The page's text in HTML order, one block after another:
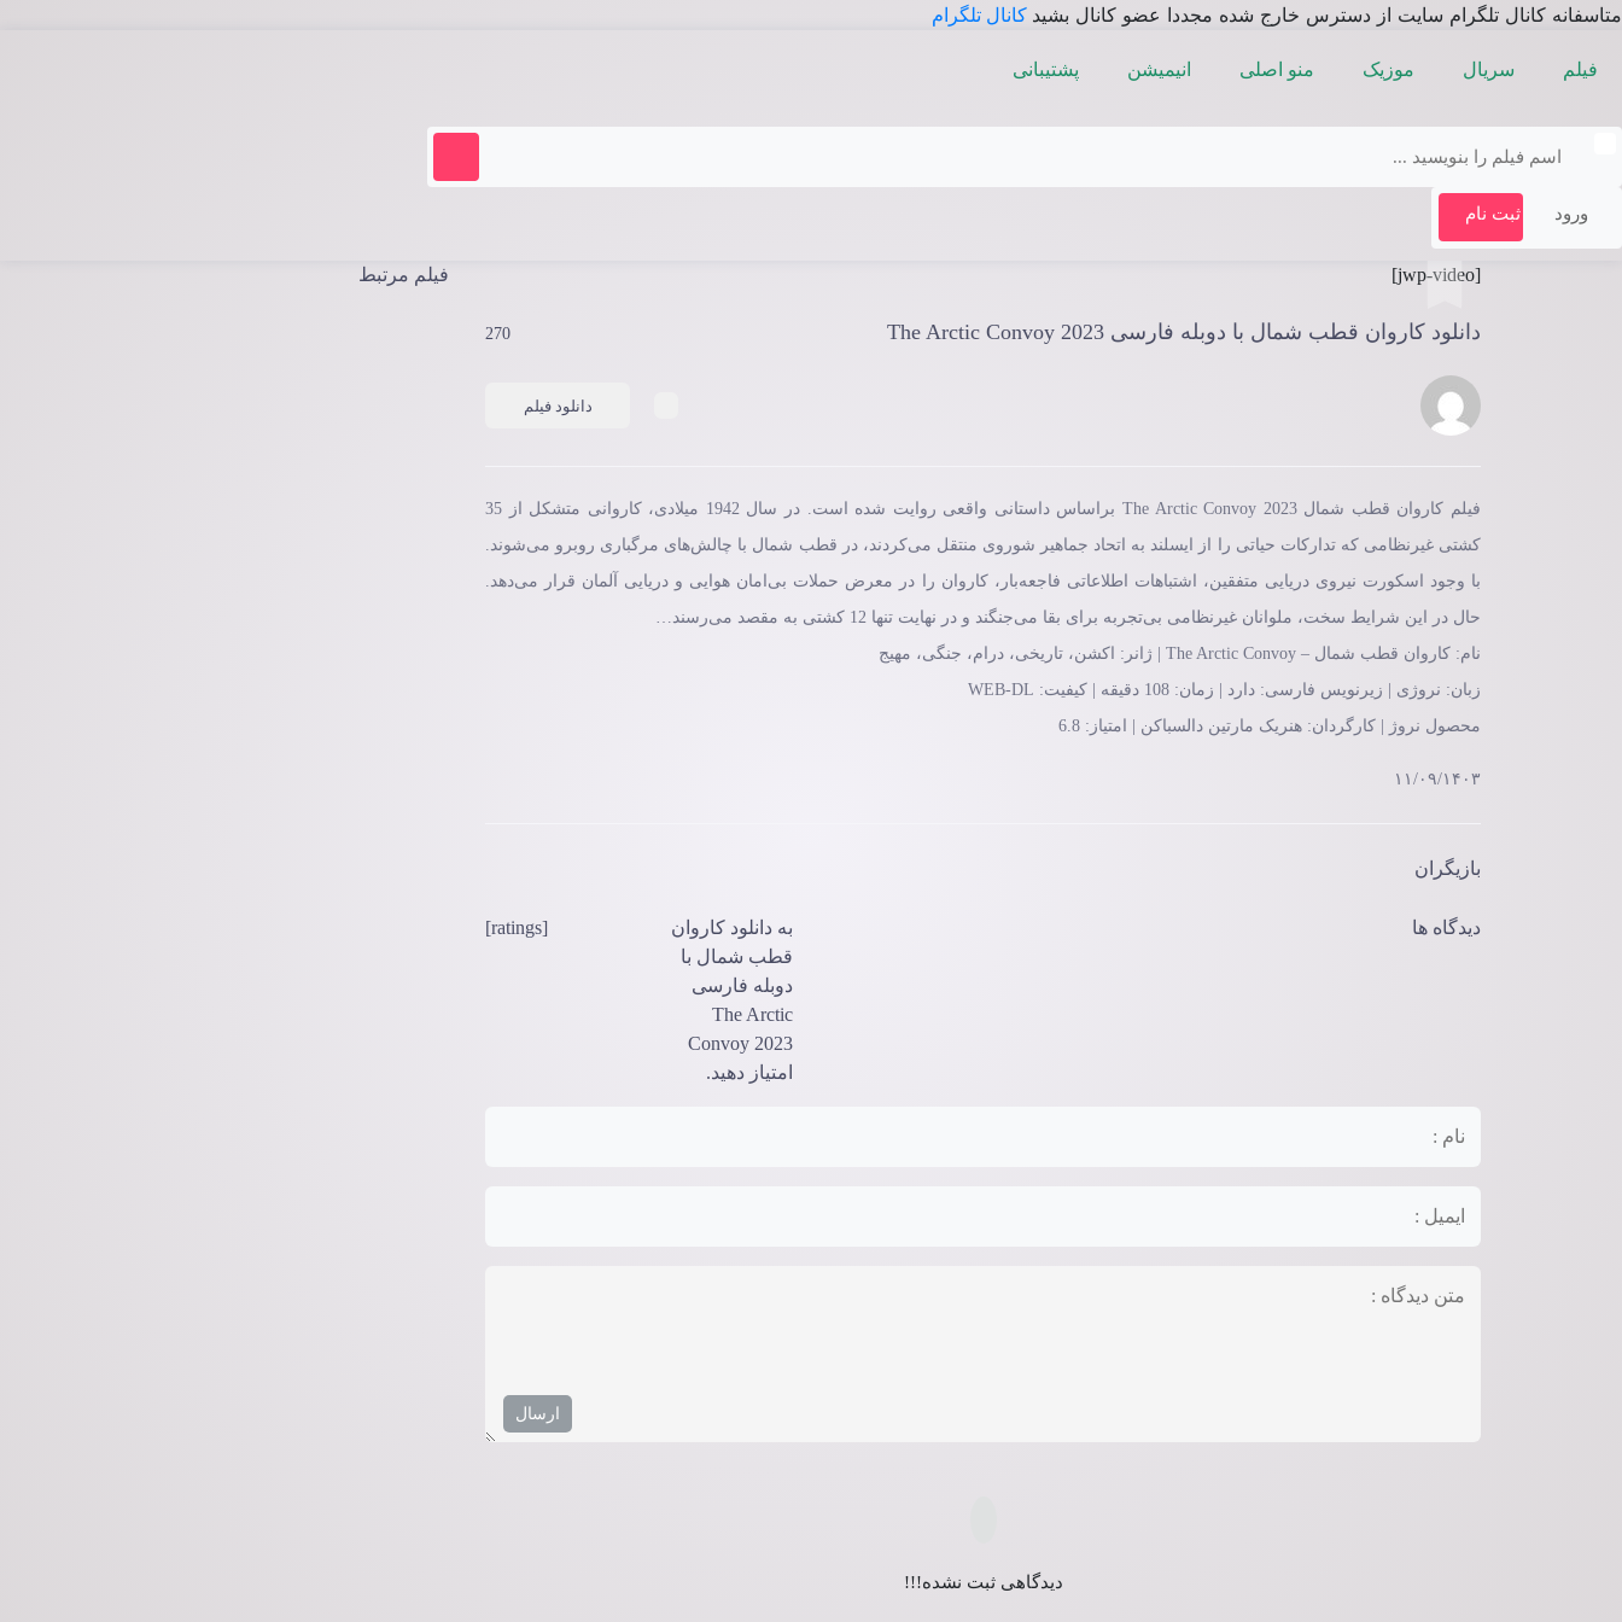
متاسفانه کانال تلگرام سایت از دسترس خارج شده مجددا عضو کانال بشید کانال تلگرام
فیلم سریال موزیک منو اصلی انیمیشن پشتیبانی
ورود ثبت نام
[jwp-video]
دانلود کاروان قطب شمال با دوبله فارسی The Arctic Convoy 2023 270
دانلود فیلم
فیلم کاروان قطب شمال The Arctic Convoy 2023 براساس داستانی واقعی روایت شده است. در سال 1942 میلادی، کاروانی متشکل از 35
کشتی غیرنظامی که تدارکات حیاتی را از ایسلند به اتحاد جماهیر شوروی منتقل می‌کردند، در قطب شمال با چالش‌های مرگباری روبرو می‌شوند.
با وجود اسکورت نیروی دریایی متفقین، اشتباهات اطلاعاتی فاجعه‌بار، کاروان را در معرض حملات بی‌امان هوایی و دریایی آلمان قرار می‌دهد.
حال در این شرایط سخت، ملوانان غیرنظامی بی‌تجربه برای بقا می‌جنگند و در نهایت تنها 12 کشتی به مقصد می‌رسند…
نام: کاروان قطب شمال – The Arctic Convoy | ژانر: اکشن، تاریخی، درام، جنگی، مهیج
زبان: نروژی | زیرنویس فارسی: دارد | زمان: 108 دقیقه | کیفیت: WEB-DL
محصول نروژ | کارگردان: هنریک مارتین دالسباکن | امتیاز: 6.8
۱۱/۰۹/۱۴۰۳
بازیگران
دیدگاه ها
به دانلود کاروان
قطب شمال با
دوبله فارسی
The Arctic
Convoy 2023
امتیاز دهید.
[ratings]
دیدگاهی ثبت نشده!!!
فیلم مرتبط